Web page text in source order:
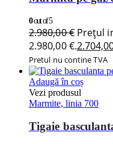
0out of 5
2.980,00€ Prețul
2.980,00 €.
Pretul nu contine TVA
Adaugă în coș
Vezi produsul
Marmite, linia 700
Tigaie